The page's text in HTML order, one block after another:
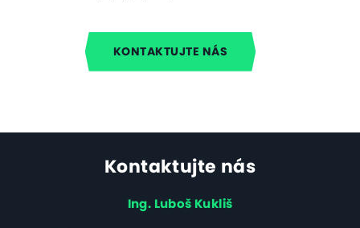
KONTAKTUJTE NÁS
Kontaktujte nás
Ing. Luboš Kukliš